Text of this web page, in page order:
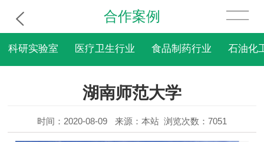
合作案例
科研实验室 医疗卫生行业 食品制药行业 石油化
湖南师范大学
时间：2020-08-09 来源：本站 浏览次数：7051